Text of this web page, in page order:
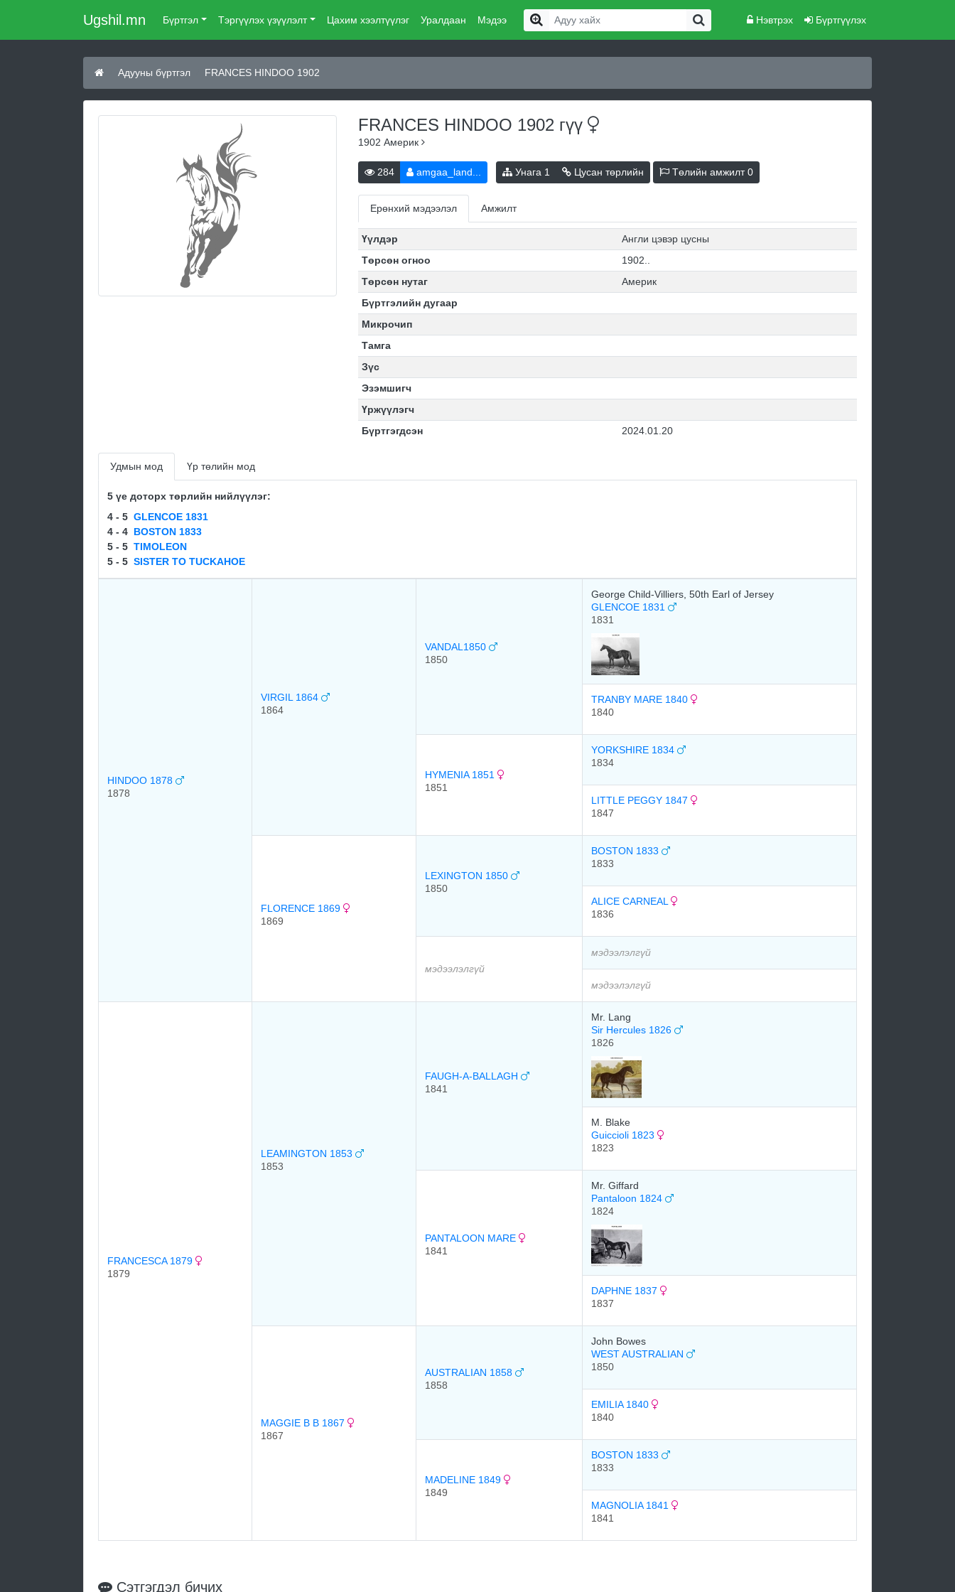
Ugshil.mn Бүртгэл Тэргүүлэх үзүүлэлт Цахим хээлтүүлэг Уралдаан Мэдээ Нэвтрэх Бүртгүүлэх
Адууны бүртгэл FRANCES HINDOO 1902
FRANCES HINDOO 1902 гүү
1902 Америк
284 amgaa_land... Унага 1 Цусан төрлийн Төлийн амжилт0
Ерөнхий мэдээлэл Амжилт
Үүлдэр
Англи цэвэр цусны
Төрсөн огноо
1902..
Төрсөн нутаг
Америк
Бүртгэлийн дугаар
Микрочип
Тамга
Зүс
Эзэмшигч
Үржүүлэгч
Бүртгэгдсэн
2024.01.20
Удмын мод Үр төлийн мод
5 үе доторх төрлийн нийлүүлэг:
4 - 5 GLENCOE 1831
4 - 4 BOSTON 1833
5 - 5 TIMOLEON
5 - 5 SISTER TO TUCKAHOE
HINDOO 1878
1878
VIRGIL 1864
1864
VANDAL1850
1850
George Child-Villiers, 50th Earl of Jersey
GLENCOE 1831
1831
TRANBY MARE 1840
1840
HYMENIA 1851
1851
YORKSHIRE 1834
1834
LITTLE PEGGY 1847
1847
FLORENCE 1869
1869
LEXINGTON 1850
1850
BOSTON 1833
1833
ALICE CARNEAL
1836
мэдээлэлгүй
мэдээлэлгүй
мэдээлэлгүй
FRANCESCA 1879
1879
LEAMINGTON 1853
1853
FAUGH-A-BALLAGH
1841
Mr. Lang
Sir Hercules 1826
1826
M. Blake
Guiccioli 1823
1823
PANTALOON MARE
1841
Mr. Giffard
Pantaloon 1824
1824
DAPHNE 1837
1837
MAGGIE B B 1867
1867
AUSTRALIAN 1858
1858
John Bowes
WEST AUSTRALIAN
1850
EMILIA 1840
1840
MADELINE 1849
1849
BOSTON 1833
1833
MAGNOLIA 1841
1841
Сэтгэгдэл бичих